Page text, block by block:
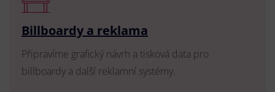
Billboardy a reklama
Připravíme grafický návrh a tisková data pro
billboardy a další reklamní systémy.